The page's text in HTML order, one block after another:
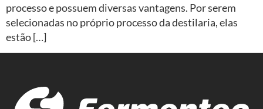
processo e possuem diversas vantagens. Por serem
selecionadas no próprio processo da destilaria, elas
estão […]